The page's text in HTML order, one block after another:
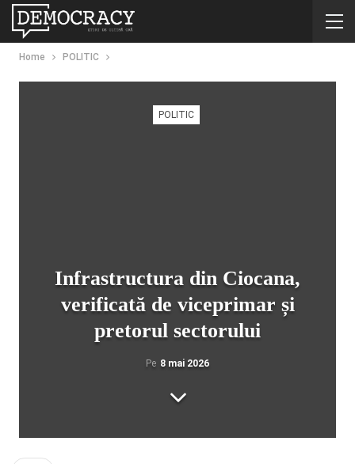
Home POLITIC
POLITIC
Infrastructura din Ciocana,
verificată de viceprimar și
pretorul sectorului
Pe 8 mai 2026